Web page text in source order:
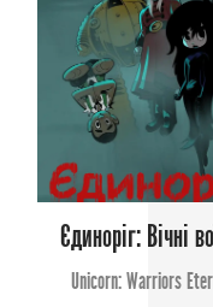
Єдиноріг: Вічні
Unicorn: Warriors